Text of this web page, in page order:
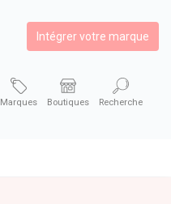
Intégrer votre marque
Marques Boutiques Recherche